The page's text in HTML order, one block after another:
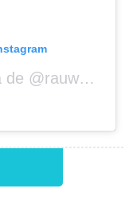
Una publicación compartida de @rauwalejandro